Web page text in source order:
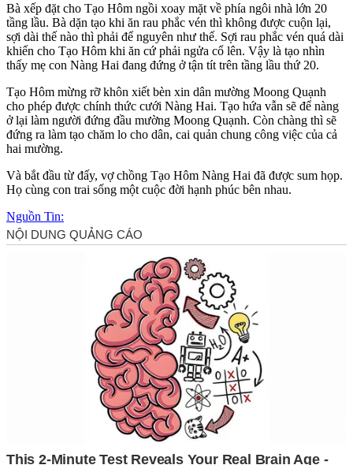
Bà xếp đặt cho Tạo Hôm ngồi xoay mặt về phía ngôi nhà lớn 20
tầng lầu. Bà dặn tạo khi ăn rau phắc vén thì không được cuộn lại,
sợi dài thế nào thì phải để nguyên như thế. Sợi rau phắc vén quá dài
khiến cho Tạo Hôm khi ăn cứ phải ngửa cổ lên. Vậy là tạo nhìn
thấy mẹ con Nàng Hai đang đứng ở tận tít trên tầng lầu thứ 20.
Tạo Hôm mừng rỡ khôn xiết bèn xin dân mường Moong Quạnh
cho phép được chính thức cưới Nàng Hai. Tạo hứa vẫn sẽ để nàng
ở lại làm người đứng đầu mường Moong Quạnh. Còn chàng thì sẽ
đứng ra làm tạo chăm lo cho dân, cai quản chung công việc của cả
hai mường.
Và bắt đầu từ đấy, vợ chồng Tạo Hôm Nàng Hai đã được sum họp.
Họ cùng con trai sống một cuộc đời hạnh phúc bên nhau.
Nguồn Tin: